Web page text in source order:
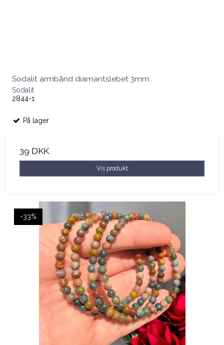
Sodalit armbånd diamantslebet 3mm
Sodalit
2844-1
På lager
39 DKK
Vis produkt
-33%